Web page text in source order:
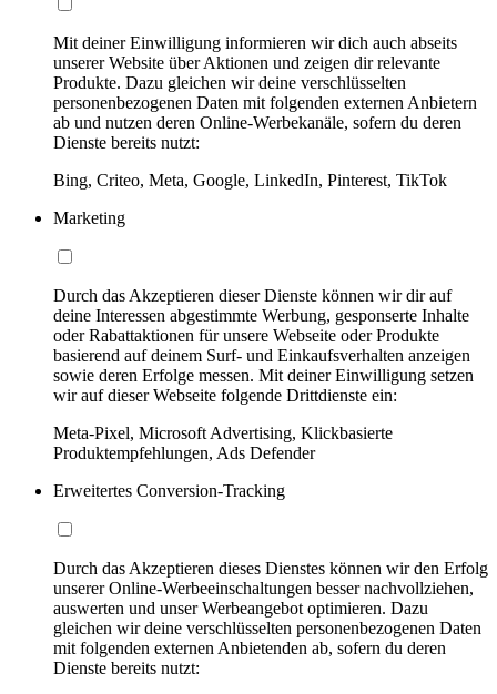
Mit deiner Einwilligung informieren wir dich auch abseits
unserer Website über Aktionen und zeigen dir relevante
Produkte. Dazu gleichen wir deine verschlüsselten
personenbezogenen Daten mit folgenden externen Anbietern
ab und nutzen deren Online-Werbekanäle, sofern du deren
Dienste bereits nutzt:
Bing, Criteo, Meta, Google, LinkedIn, Pinterest, TikTok
Marketing
Durch das Akzeptieren dieser Dienste können wir dir auf
deine Interessen abgestimmte Werbung, gesponserte Inhalte
oder Rabattaktionen für unsere Webseite oder Produkte
basierend auf deinem Surf- und Einkaufsverhalten anzeigen
sowie deren Erfolge messen. Mit deiner Einwilligung setzen
wir auf dieser Webseite folgende Drittdienste ein:
Meta-Pixel, Microsoft Advertising, Klickbasierte
Produktempfehlungen, Ads Defender
Erweitertes Conversion-Tracking
Durch das Akzeptieren dieses Dienstes können wir den Erfolg
unserer Online-Werbeeinschaltungen besser nachvollziehen,
auswerten und unser Werbeangebot optimieren. Dazu
gleichen wir deine verschlüsselten personenbezogenen Daten
mit folgenden externen Anbietenden ab, sofern du deren
Dienste bereits nutzt: